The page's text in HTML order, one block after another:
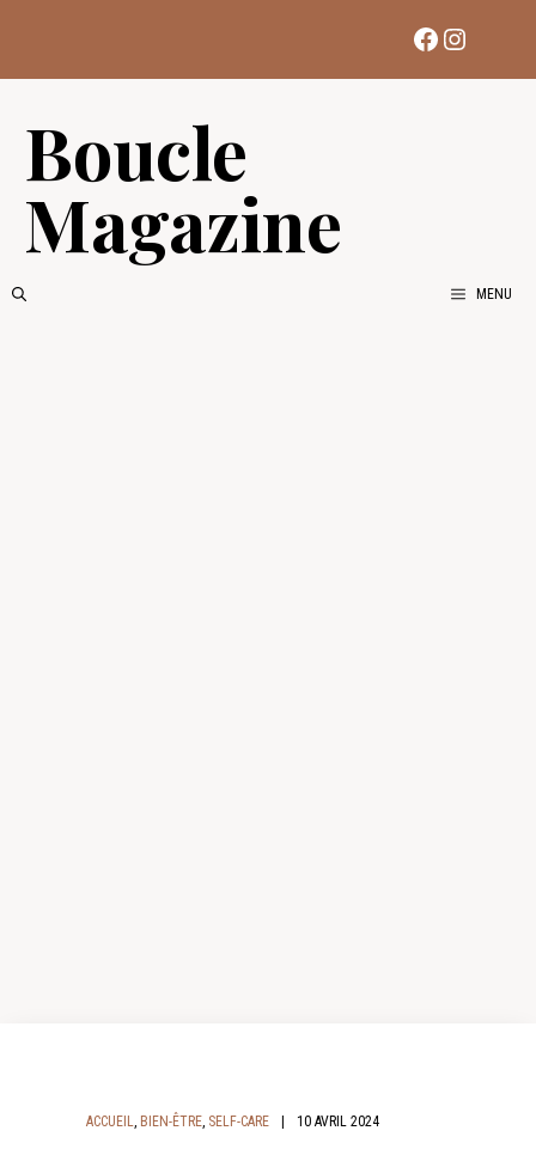
contenu
Facebook
Boucle
Magazine
MENU
ACCUEIL, BIEN-ÊTRE, SELF-CARE 10 AVRIL 2024